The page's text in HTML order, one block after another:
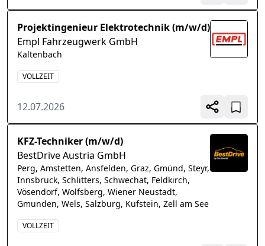
Projektingenieur Elektrotechnik (m/w/d)
Empl Fahrzeugwerk GmbH
Kaltenbach
VOLLZEIT
12.07.2026
KFZ-Techniker (m/w/d)
BestDrive Austria GmbH
Perg, Amstetten, Ansfelden, Graz, Gmünd, Steyr,
Innsbruck, Schlitters, Schwechat, Feldkirch,
Vösendorf, Wolfsberg, Wiener Neustadt,
Gmunden, Wels, Salzburg, Kufstein, Zell am See
VOLLZEIT